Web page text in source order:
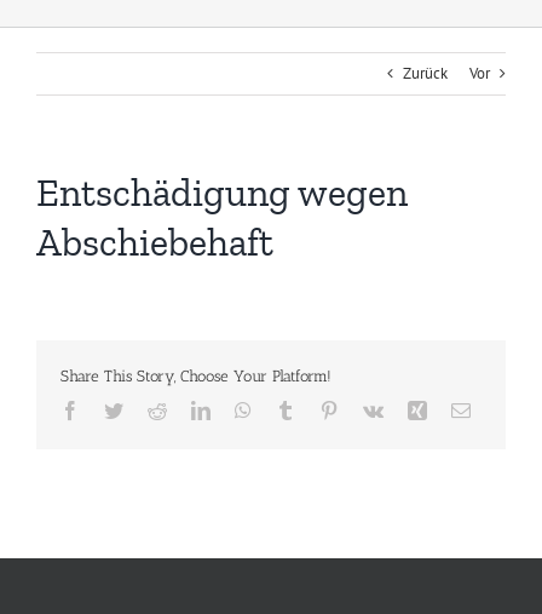
Zurück Vor
Entschädigung wegen
Abschiebehaft
Share This Story, Choose Your Platform!
Facebook
TwitterRedditLinkedInWhatsApp
Tumblr Pinterest
Vk Xing E-